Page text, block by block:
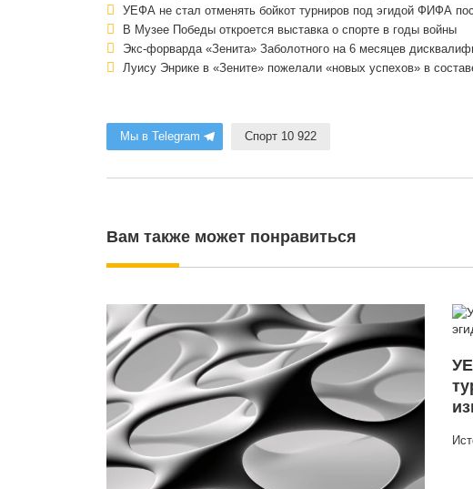
УЕФА не стал отменять бойкот турниров под эгидой ФИФА
В Музее Победы откроется выставка о спорте в годы войны
Экс-форварда «Зенита» Заболотного на 6 месяцев
Луису Энрике в «Зените» пожелали «новых успехов» в
Мы в Telegram Спорт 10 922
Вам также может понравиться